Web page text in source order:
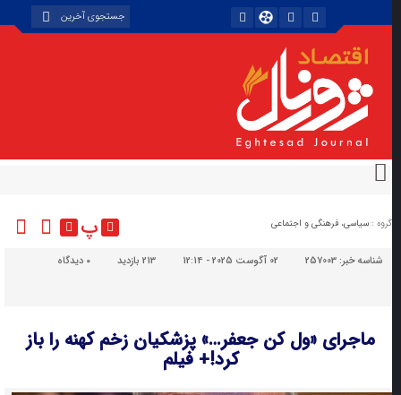
گروه :سیاسی، فرهنگی و اجتماعی پ
شناسه خبر:257003 213 بازدید دیدگاه
ماجرای «ول کن جعفر…» پزشکیان زخم کهنه را باز
کرد!+ فیلم